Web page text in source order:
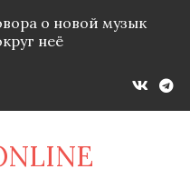
о новой музык
неё